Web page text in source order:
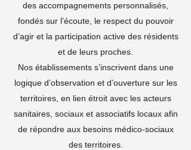
des accompagnements personnalisés,
fondés sur l’écoute, le respect du pouvoir
d’agir et la participation active des résidents
et de leurs proches.
Nos établissements s’inscrivent dans une
logique d’observation et d’ouverture sur les
territoires, en lien étroit avec les acteurs
sanitaires, sociaux et associatifs locaux afin
de répondre aux besoins médico-sociaux
des territoires.